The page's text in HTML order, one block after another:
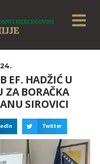
EF. HADŽIĆ U
ZA BORAČKA
SIROVICI
Twitter